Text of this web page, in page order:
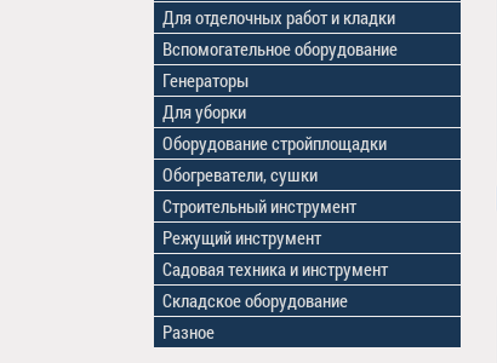
Для отделочных работ и кладки
Вспомогательное оборудование
Генераторы
Для уборки
Оборудование стройплощадки
Обогреватели, сушки
Строительный инструмент
Режущий инструмент
Садовая техника и инструмент
Складское оборудование
Разное